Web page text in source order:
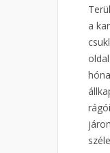
a